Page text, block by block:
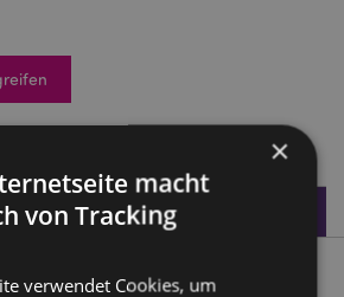
×
macht
von Tracking
verwendet Cookies, um